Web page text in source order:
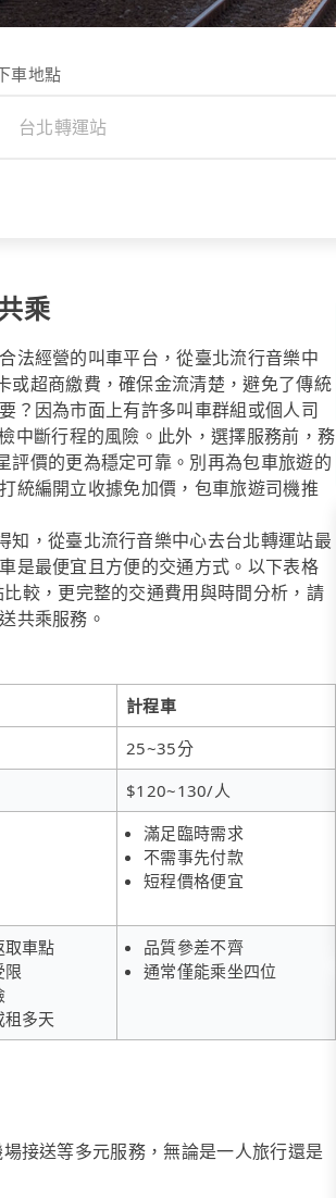
車地點
乘
法經營的叫車平台，從臺北流行音樂中
或超商繳費，確保金流清楚，避免了傳統
？因為市面上有許多叫車群組或個人司
中斷行程的風險。此外，選擇服務前，務
價的更為穩定可靠。別再為包車旅遊的
統編開立收據免加價，包車旅遊司機推
，從臺北流行音樂中心去台北轉運站最
是最便宜且方便的交通方式。以下表格
較，更完整的交通費用與時間分析，請
共乘服務。
計程車
25~35分
$120~130/人
滿足臨時需求
不需事先付款
短程價格便宜
取車點
限
多天
品質參差不齊
通常僅能乘坐四位
接送等多元服務，無論是一人旅行還是